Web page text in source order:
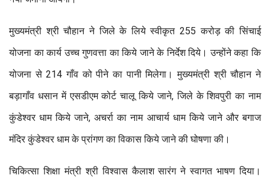
मुख्यमंत्री श्री चौहान ने जिले के लिये स्वीकृत 255 करोड़ की सिंचाई
योजना का कार्य उच्च गुणवत्ता का किये जाने के निर्देश दिये। उन्होंने कहा कि
योजना से 214 गाँव को पीने का पानी मिलेगा। मुख्यमंत्री श्री चौहान ने
बड़ागाँव धसान में एसडीएम कोर्ट चालू किये जाने, जिले के शिवपुरी का नाम
कुंडेश्वर धाम किये जाने, अचर्रा का नाम आचार्य धाम किये जाने और बगाज
मंदिर कुंडेश्वर धाम के प्रांगण का विकास किये जाने की घोषणा की।
चिकित्सा शिक्षा मंत्री श्री विश्वास कैलाश सारंग ने स्वागत भाषण दिया।